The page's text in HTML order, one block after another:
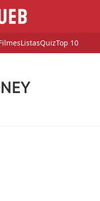
ListasQuizTop 10